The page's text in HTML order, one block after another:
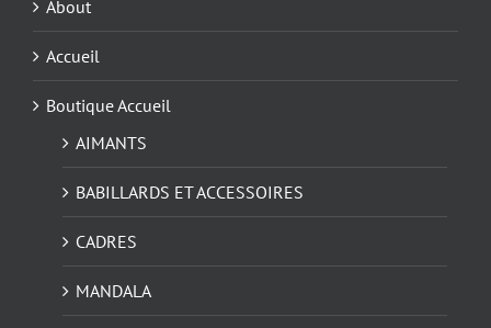
About
Accueil
Boutique Accueil
AIMANTS
BABILLARDS ET ACCESSOIRES
CADRES
MANDALA